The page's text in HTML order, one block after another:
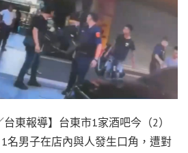
台東報導】台東市1家酒吧今（2）
名男子在店內與人發生口角，遭對